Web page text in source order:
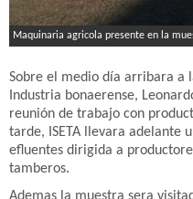
Maquinaria agricola presente en la
Sobre el medio día arribara a
Industria bonaerense,
reunión de trabajo con
tarde, ISETA llevara adelante
efluentes dirigida a
tamberos.
Ademas la muestra sera